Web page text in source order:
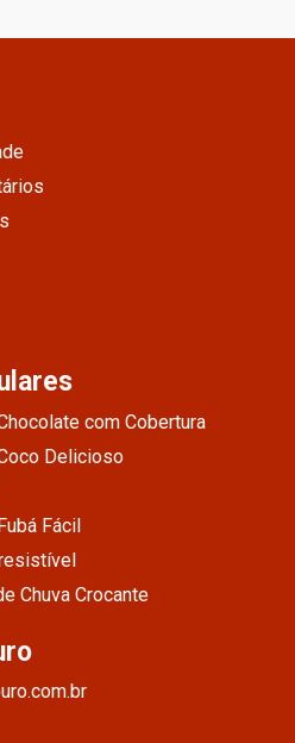
com Cobertura
Delicioso
Fácil
Chuva Crocante